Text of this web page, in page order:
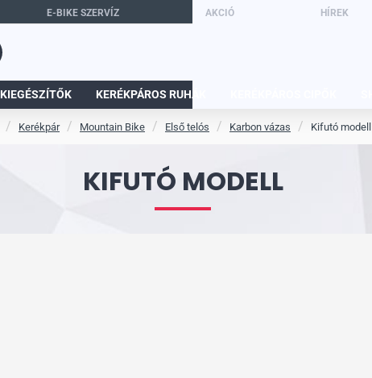
E-BIKE SZERVÍZ AKCIÓ HÍREK
KIEGÉSZÍTŐK KERÉKPÁROS RUHÁK
KIFUTÓ MODELL
Kerékpár Mountain Bike Első telós Karbon vázas Kifutó modell